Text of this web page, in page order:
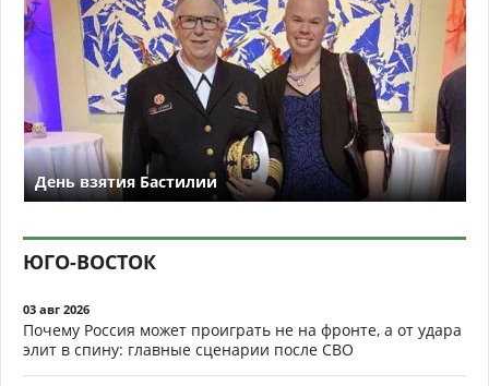
День взятия Бастилии
ЮГО-ВОСТОК
03 авг 2026
Почему Россия может проиграть не на фронте, а от удара
элит в спину: главные сценарии после СВО